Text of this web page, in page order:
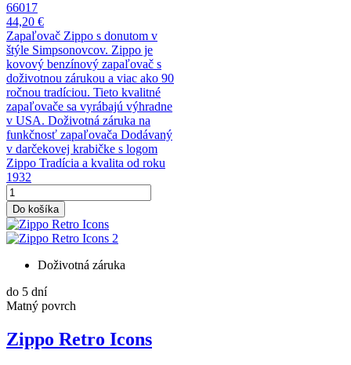
66017
44,20 €
Zapaľovač Zippo s donutom v
štýle Simpsonovcov. Zippo je
kovový benzínový zapaľovač s
doživotnou zárukou a viac ako 90
ročnou tradíciou. Tieto kvalitné
zapaľovače sa vyrábajú výhradne
v USA. Doživotná záruka na
funkčnosť zapaľovača Dodávaný
v darčekovej krabičke s logom
Zippo Tradícia a kvalita od roku
1932
Do košíka
Doživotná záruka
do 5 dní
Matný povrch
Zippo Retro Icons